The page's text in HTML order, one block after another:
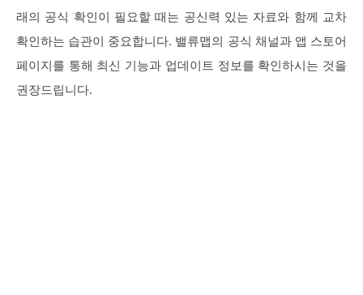
래의 공식 확인이 필요할 때는 공신력 있는 자료와 함께 교차
확인하는 습관이 중요합니다. 밸류맵의 공식 채널과 앱 스토어
페이지를 통해 최신 기능과 업데이트 정보를 확인하시는 것을
권장드립니다.